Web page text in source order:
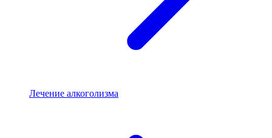
Лечение алкоголизма